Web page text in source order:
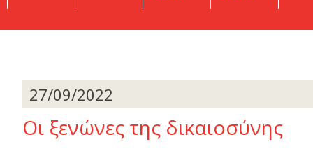
27/09/2022
Οι ξενώνες της δικαιοσύνης